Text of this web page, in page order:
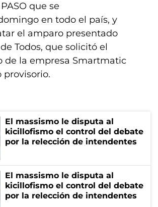
que se
en todo el país, y
el amparo presentado
Todos, que solicitó el
de la empresa Smartmatic
provisorio.
El massismo le disputa al
kicillofismo el control del debate
por la relección de intendentes
El massismo le disputa al
kicillofismo el control del debate
por la relección de intendentes